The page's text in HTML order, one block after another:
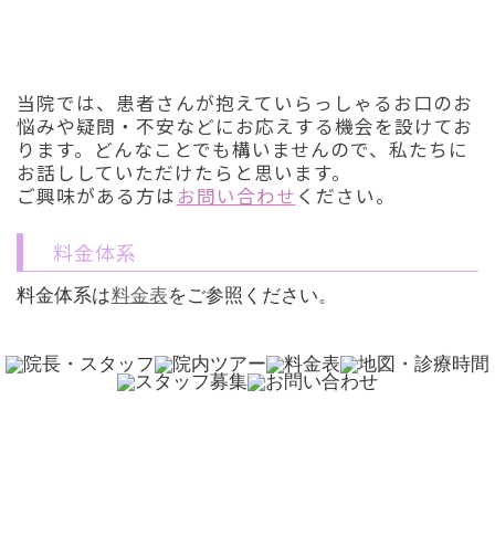
当院では、患者さんが抱えていらっしゃるお口のお
悩みや疑問・不安などにお応えする機会を設けてお
ります。どんなことでも構いませんので、私たちに
お話ししていただけたらと思います。
ご興味がある方は お問い合わせ ください。
料金体系
料金体系は料金表をご参照ください。